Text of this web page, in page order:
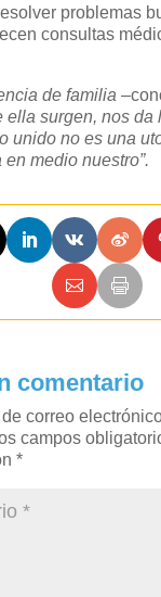
problemas
consultas
de familia
ella surgen, nos da
unido no es una
medio nuestro”.
comentario
correo
campos
*